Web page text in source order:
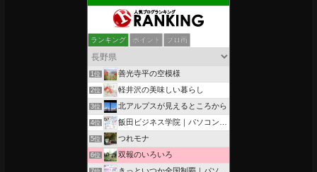
ランキング ポイント ブロ画
1位 善光寺平の空模様
2位 軽井沢の美味しい暮らし
3位 北アルプスが見えるところから
4位 飯田ビジネス学院｜パソコン、簿記、公共職業訓練と求職者支援
5位 つれモナ
6位 双報のいろいろ